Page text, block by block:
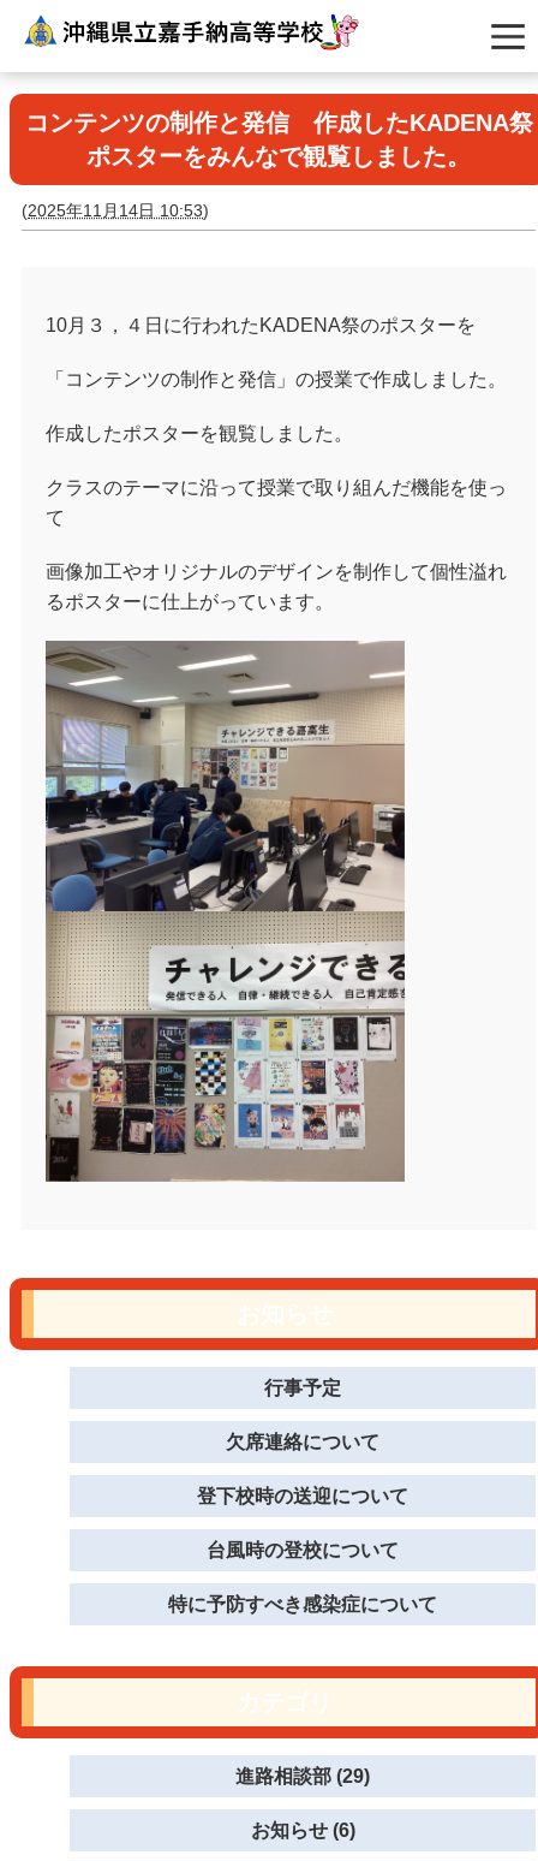
コンテンツの制作と発信 作成したKADENA祭
ポスターをみんなで観覧しました。
(2025年11月14日 10:53)
10月３，４日に行われたKADENA祭のポスターを
「コンテンツの制作と発信」の授業で作成しました。
作成したポスターを観覧しました。
クラスのテーマに沿って授業で取り組んだ機能を使っ
て
画像加工やオリジナルのデザインを制作して個性溢れ
るポスターに仕上がっています。
行事予定
欠席連絡について
登下校時の送迎について
台風時の登校について
特に予防すべき感染症について
進路相談部 (29)
お知らせ (6)